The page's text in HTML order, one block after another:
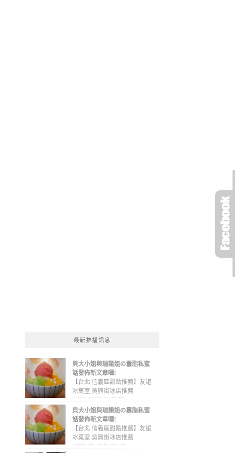
最新推播訊息
貝大小姐與瑞餚姐の囂脂私蜜
話發佈新文章囉!
【台北 信義區甜點推薦】友誼
冰菓室 吳興街冰店推薦
(2020-09-13 01:32:52)
貝大小姐與瑞餚姐の囂脂私蜜
話發佈新文章囉!
【台北 信義區甜點推薦】友誼
冰菓室 吳興街冰店推薦
(2020-09-13 01:31:12)